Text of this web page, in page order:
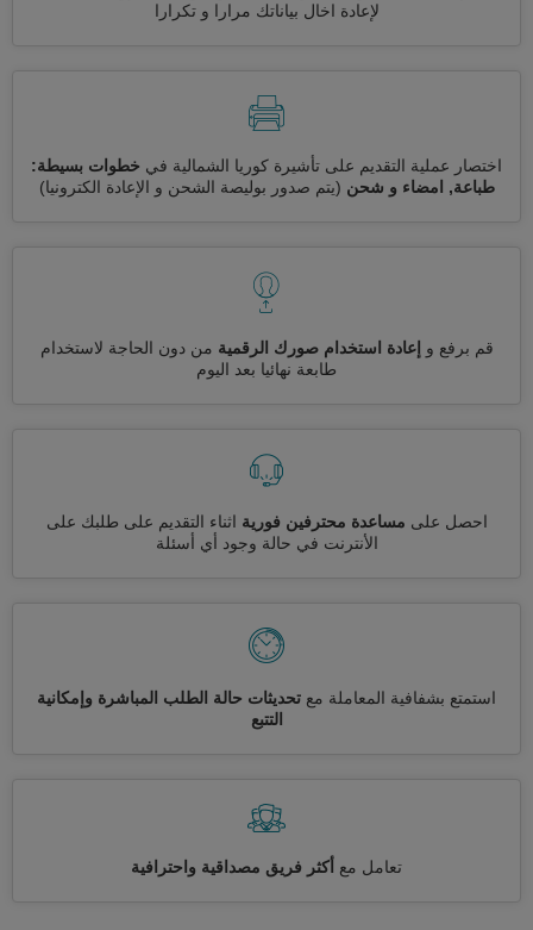
لإعادة اخال بياناتك مرارا و تكرارا
اختصار عملية التقديم على تأشيرة كوريا الشمالية في خطوات بسيطة:
طباعة, امضاء و شحن (يتم صدور بوليصة الشحن و الإعادة الكترونيا)
قم برفع و إعادة استخدام صورك الرقمية من دون الحاجة لاستخدام
طابعة نهائيا بعد اليوم
احصل على مساعدة محترفين فورية اثناء التقديم على طلبك على
الأنترنت في حالة وجود أي أسئلة
استمتع بشفافية المعاملة مع تحديثات حالة الطلب المباشرة وإمكانية
التتبع
تعامل مع أكثر فريق مصداقية واحترافية